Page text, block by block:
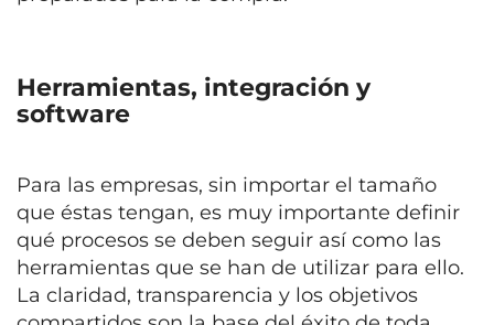
Herramientas, integración y
software
Para las empresas, sin importar el tamaño
que éstas tengan, es muy importante definir
qué procesos se deben seguir así como las
herramientas que se han de utilizar para ello.
La claridad, transparencia y los objetivos